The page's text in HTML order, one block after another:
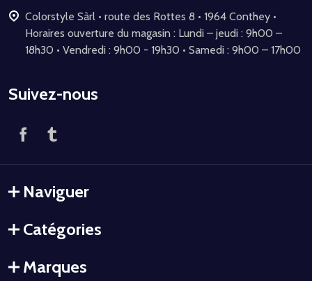
Colorstyle Sàrl • route des Rottes 8 • 1964 Conthey •
Horaires ouverture du magasin : Lundi – jeudi : 9h00 –
18h30 • Vendredi : 9h00 - 19h30 • Samedi : 9h00 – 17h00
Suivez-nous
Naviguer
Catégories
Marques